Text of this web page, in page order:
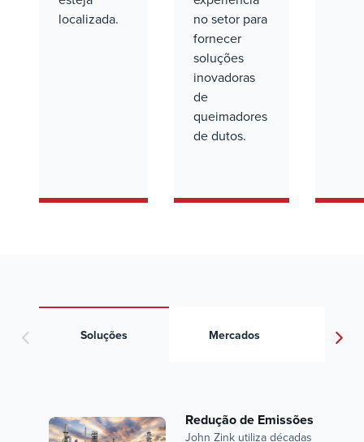
localizada.
no setor para
fornecer
soluções
inovadoras
de
queimadores
de dutos.
Soluções Mercados
Redução de Emissões
John Zink utiliza décadas